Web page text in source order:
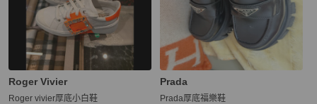
Roger Vivier
Roger vivier厚底小白鞋
Prada
Prada厚底福樂鞋